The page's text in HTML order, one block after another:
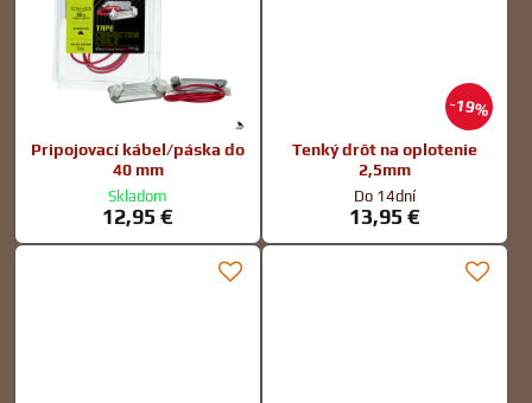
Pripojovací kábel/páska do
40 mm
Skladom
12,95 €
19%
Tenký drôt na oplotenie
2,5mm
Do 14dní
13,95 €